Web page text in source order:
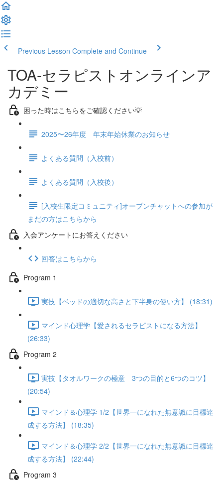
Previous Lesson Complete and Continue
TOA-セラピストオンラインア
カデミー
困った時はこちらをご確認ください💡
2025〜26年度 年末年始休業のお知らせ
よくある質問（入校前）
よくある質問（入校後）
[入校生限定コミュニティ]オープンチャットへの参加が
まだの方はこちらから
入会アンケートにお答えください
回答はこちらから
Program 1
実技【ベッドの適切な高さと下半身の使い方】 (18:31)
マインド心理学【愛されるセラピストになる方法】
(26:33)
Program 2
実技【タオルワークの極意 3つの目的と6つのコツ】
(20:54)
マインド＆心理学 1/2【世界一になれた無意識に目標達
成する方法】 (18:35)
マインド＆心理学 2/2【世界一になれた無意識に目標達
成する方法】 (22:44)
Program 3